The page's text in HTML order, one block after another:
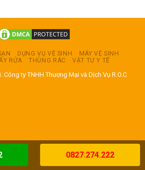
DỤNG VỤ VỆ SINH
MÁY VỆ SINH
RỬA
THÙNG RÁC VẬT TƯ Y TẾ
Công ty TNHH Thương Mại và Dịch Vụ R.O.C
0827.274.222